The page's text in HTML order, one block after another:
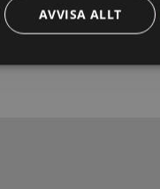
AVVISA ALLT